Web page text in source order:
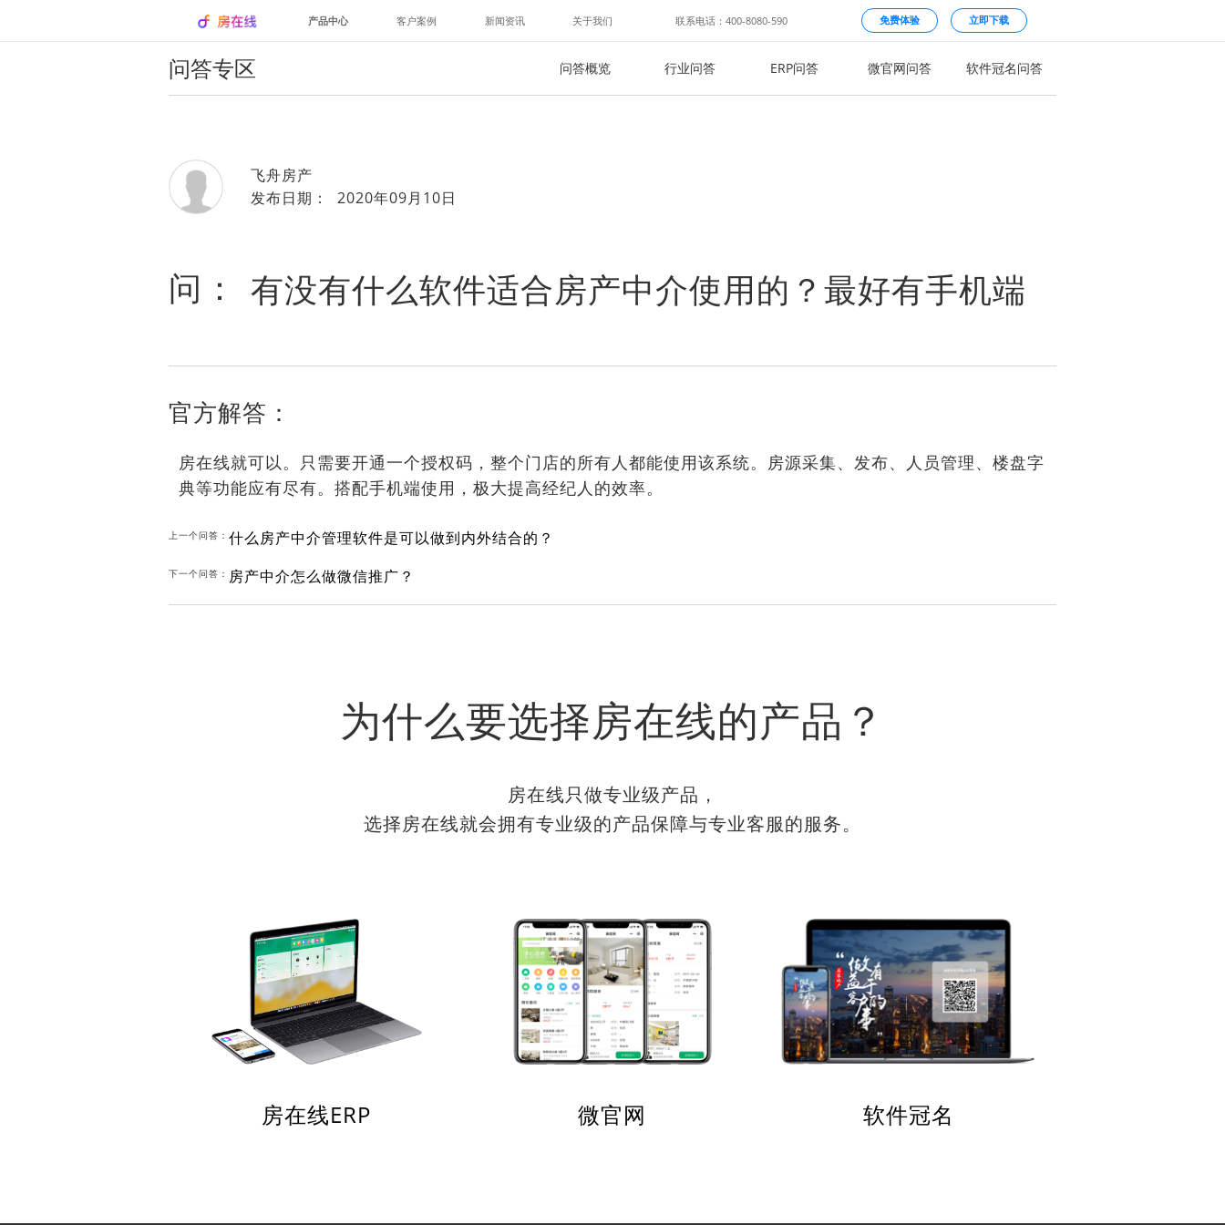
产品中心 客户案例 新闻资讯 关于我们 联系电话：400-8080-590 免费体验 立即下载
问答专区 问答概览 行业问答 ERP问答 微官网问答 软件冠名问答
飞舟房产
发布日期： 2020年09月10日
问： 有没有什么软件适合房产中介使用的？最好有手机端
官方解答：
房在线就可以。只需要开通一个授权码，整个门店的所有人都能使用该系统。房源采集、发布、人员管理、楼盘字
典等功能应有尽有。搭配手机端使用，极大提高经纪人的效率。
上一个问答： 什么房产中介管理软件是可以做到内外结合的？
下一个问答： 房产中介怎么做微信推广？
为什么要选择房在线的产品？
房在线只做专业级产品，
选择房在线就会拥有专业级的产品保障与专业客服的服务。
房在线ERP 微官网 软件冠名